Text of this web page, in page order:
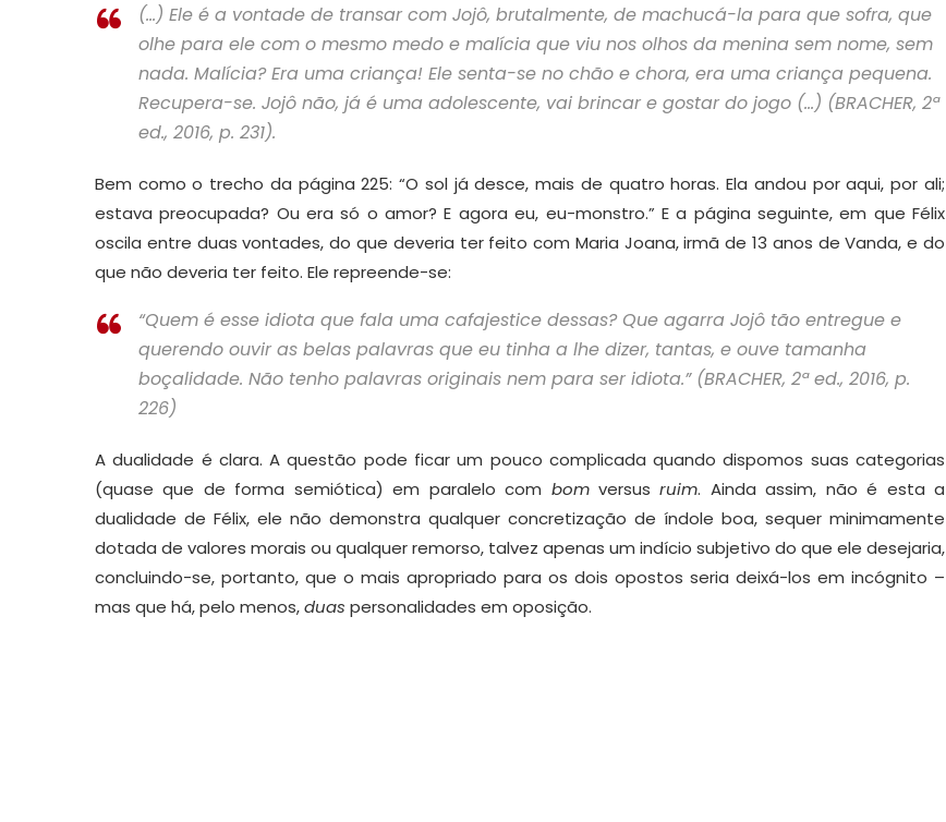
(…) Ele é a vontade de transar com Jojô, brutalmente, de machucá-la para que sofra, que
olhe para ele com o mesmo medo e malícia que viu nos olhos da menina sem nome, sem
nada. Malícia? Era uma criança! Ele senta-se no chão e chora, era uma criança pequena.
Recupera-se. Jojô não, já é uma adolescente, vai brincar e gostar do jogo (…) (BRACHER, 2ª
ed., 2016, p. 231).
Bem como o trecho da página 225: “O sol já desce, mais de quatro horas. Ela andou por aqui, por ali;
estava preocupada? Ou era só o amor? E agora eu, eu-monstro.” E a página seguinte, em que Félix
oscila entre duas vontades, do que deveria ter feito com Maria Joana, irmã de 13 anos de Vanda, e do
que não deveria ter feito. Ele repreende-se:
“Quem é esse idiota que fala uma cafajestice dessas? Que agarra Jojô tão entregue e
querendo ouvir as belas palavras que eu tinha a lhe dizer, tantas, e ouve tamanha
boçalidade. Não tenho palavras originais nem para ser idiota.” (BRACHER, 2ª ed., 2016, p.
226)
A dualidade é clara. A questão pode ficar um pouco complicada quando dispomos suas categorias
(quase que de forma semiótica) em paralelo com bomversusruim. Ainda assim, não é esta a
dualidade de Félix, ele não demonstra qualquer concretização de índole boa, sequer minimamente
dotada de valores morais ou qualquer remorso, talvez apenas um indício subjetivo do que ele desejaria,
concluindo-se, portanto, que o mais apropriado para os dois opostos seria deixá-los em incógnito –
mas que há, pelo menos,duas personalidades em oposição.